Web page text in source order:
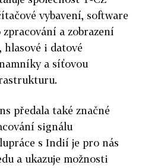
vybavení, software
zpracování a zobrazení
hlasové i datové
a síťovou
předala také značné
signálu
s Indií je pro nás
a ukazuje možnosti